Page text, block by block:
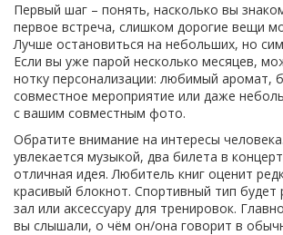
Первый шаг – понять, насколько вы
первое встреча, слишком дорогие вещи
Лучше остановиться на небольших, но
Если вы уже парой несколько месяцев,
нотку персонализации: любимый аромат,
совместное мероприятие или даже
с вашим совместным фото.
Обратите внимание на интересы
увлекается музыкой, два билета в
отличная идея. Любитель книг оценит
красивый блокнот. Спортивный тип будет
зал или аксессуару для тренировок.
вы слышали, о чём он/она говорит в